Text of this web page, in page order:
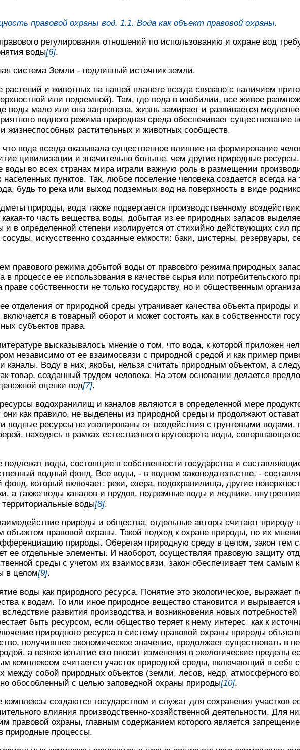
правовой охраны вод. 1.1. Вода как объект правовой охраны.
регулирования отношений по использованию и охране вод
воды[6].
система Земли - подлинный источник земли.
растений и животных на нашей планете всегда связано с наличием
или подземной). Там, где вода в изобилии, все живое
воды мало или она загрязнена, жизнь замирает и развивается
водного режима природная среда обеспечивает существование
жизнеспособных растительных и животных сообществ.
вода всегда оказывала существенное влияние на формирование
цивилизации и значительно больше, чем другие природные
воды во всех странах мира играли важную роль в размещении
населенных пунктов. Так, любое поселение человека создается всегда
будь то река или выход подземных вод на поверхность в виде
природы, вода также подвергается производственному
какая-то часть вещества воды, добытая из ее природных запасов
и в определенной степени изолируется от стихийно действующих сил
искусственно созданные емкости: баки, цистерны, резервуары,
правового режима добытой воды от правового режима природных
в процессе ее использования в качестве сырья или потребительского
праве собственности не только государству, но и общественным
отделения от природной среды утрачивает качества объекта природы и
включается в товарный оборот и может состоять как в собственности
субъектов права.
высказывалось мнение о том, что вода, к которой приложен
независимо от ее взаимосвязи с природной средой и как пример
каналы. Воду в них, якобы, нельзя считать природным объектом, а
товар, созданный трудом человека. На этом основании делается
оценки вод[7].
водохранилищ и каналов являются в определенной мере
как правило, не выделены из природной среды и продолжают
водные ресурсы не изолированы от воздействия с грунтовыми водами,
находясь в рамках естественного круговорота воды,
подлежат воды, состоящие в собственности государства и
водный фонд. Все воды, - в водном законодательстве, -
фонд, который включает: реки, озера, водохранилища, другие
а также воды каналов и прудов, подземные воды и ледники,
воды[8].
природы и общества, отдельные авторы считают
объектом правовой охраны. Такой подход к охране природы, по их
природы. Оберегая природную среду в целом, закон тем
ее отдельные элементы. И наоборот, осуществляя правовую защиту
среды с учетом их взаимосвязи, закон обеспечивает тем самым
в целом[9].
воды как природного ресурса. Понятие это экологическое, выражает
к водам. То или иное природное вещество становится и вырывается
развития производства и возникновения новых
быть ресурсом, если общество теряет к нему интерес, как к
природного ресурса в систему правовой охраны природы
получившее экономическое значение, продолжает существовать в
а всякое изъятие его вносит изменения в экологические пределы
комплексом считается участок природной среды, включающий в себя
между собой природных объектов (земли, лесов, недр, атмосферного
обособленный с целью заповедной охраны природы[10].
комплексы создаются государством и служат для сохранения участков
влияния производственно-хозяйственной деятельности. Для
правовой охраны, главным содержанием которого является
природные процессы.